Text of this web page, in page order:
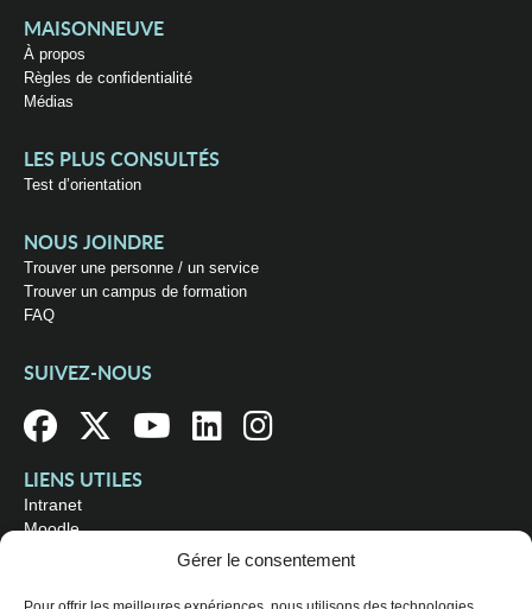
Gérer le consentement
MAISONNEUVE
À propos
Règles de confidentialité
Médias
LES PLUS CONSULTÉS
Test d’orientation
NOUS JOINDRE
Trouver une personne / un service
Trouver un campus de formation
FAQ
SUIVEZ-NOUS
LIENS UTILES
Intranet
Moodle